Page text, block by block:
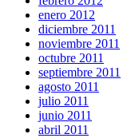
enero 2012
diciembre 2011
noviembre 2011
octubre 2011
septiembre 2011
agosto 2011
julio 2011
junio 2011
abril 2011